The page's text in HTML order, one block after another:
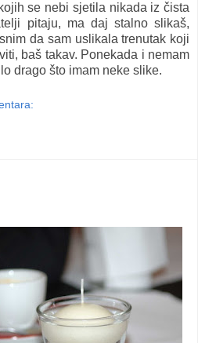
se nebi sjetila nikada iz čista
pitaju, ma daj stalno slikaš,
da sam uslikala trenutak koji
baš takav. Ponekada i nemam
drago što imam neke slike.